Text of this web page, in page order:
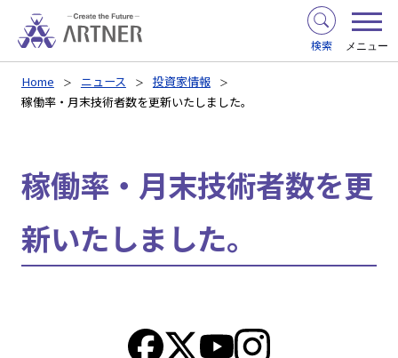
検索 メニュー
Home ニュース
投資家情報
稼働率・月末技術者数を更新いたしました。
稼働率・月末技術者数を更
新いたしました。